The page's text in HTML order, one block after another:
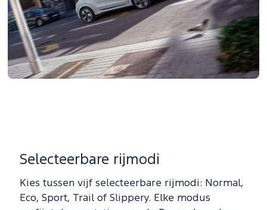
Selecteerbare rijmodi
Kies tussen vijf selecteerbare rijmodi: Normal,
Eco, Sport, Trail of Slippery. Elke modus